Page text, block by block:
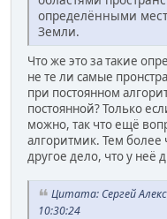
определёнными
Земли.
Что же это за такие
не те ли самые
при постоянном
постоянной? Только
можно, так что ещё
алгоритмик. Тем более
другое дело, что у неё
Цитата: Сергей
10:30:24